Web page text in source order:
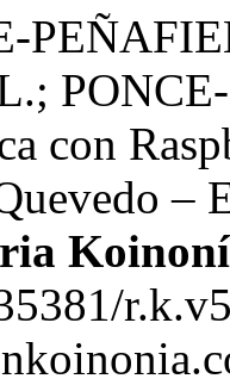
con
–